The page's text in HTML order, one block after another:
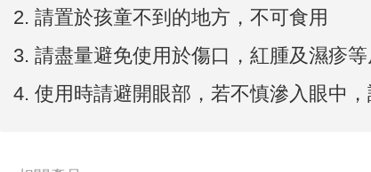
2. 請置於孩童不到的地方，不可食用
3. 請盡量避免使用於傷口，紅腫及濕疹
4. 使用時請避開眼部，若不慎滲入眼中